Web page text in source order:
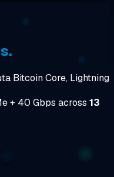
Bitcoin Core, Lightning
+ 40 Gbps across 13